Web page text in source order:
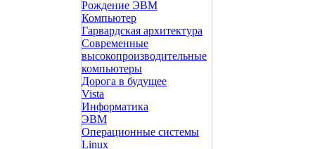
Рождение ЭВМ
Компьютер
Гарвардская архитектура
Современные
высокопроизводительные
компьютеры
Дорога в будущее
Vista
Инфоpматика
ЭВМ
Операционные системы
Linux